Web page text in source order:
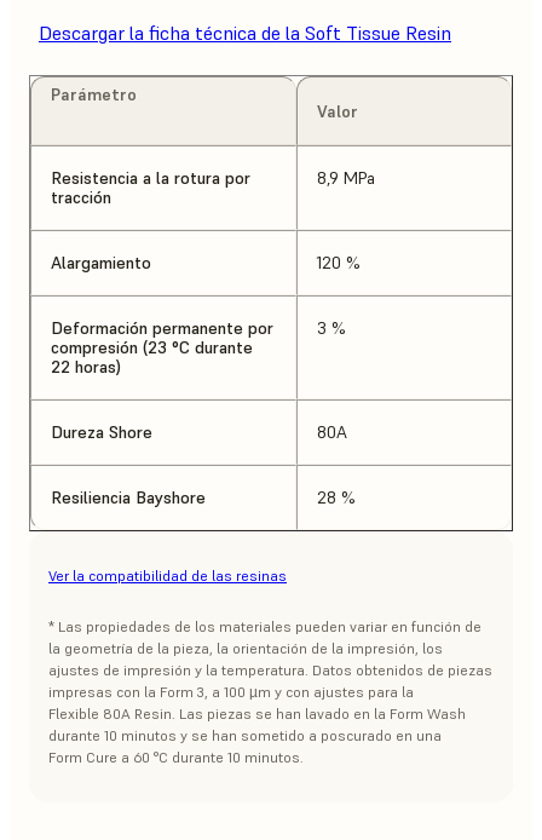
Descargar la ficha técnica de la Soft Tissue Resin
Parámetro
Valor
Resistencia a la rotura por
tracción
8,9 MPa
Alargamiento 120 %
Deformación permanente por
compresión (23 °C durante
22 horas)
3 %
Dureza Shore 80A
Resiliencia Bayshore 28 %
Ver la compatibilidad de las resinas
* Las propiedades de los materiales pueden variar en función de
la geometría de la pieza, la orientación de la impresión, los
ajustes de impresión y la temperatura. Datos obtenidos de piezas
impresas con la Form 3, a 100 µm y con ajustes para la
Flexible 80A Resin. Las piezas se han lavado en la Form Wash
durante 10 minutos y se han sometido a poscurado en una
Form Cure a 60 °C durante 10 minutos.